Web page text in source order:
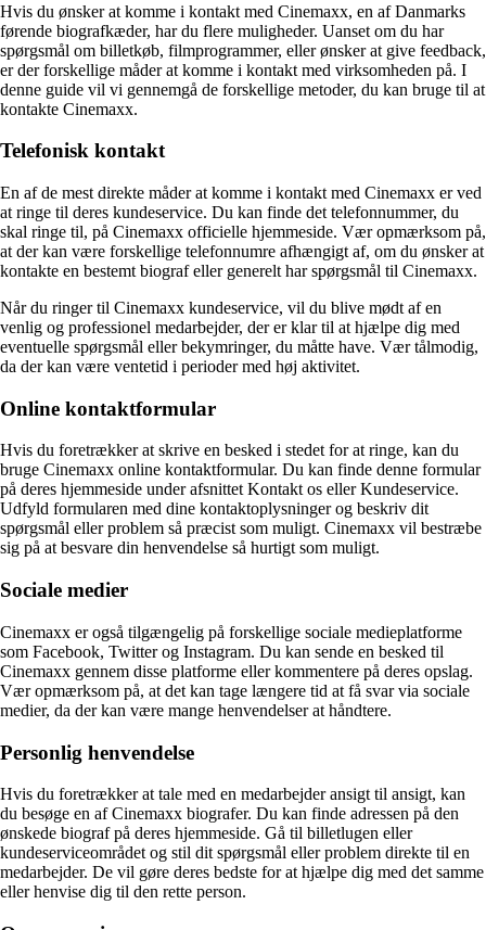
Hvis du ønsker at komme i kontakt med Cinemaxx, en af Danmarks
førende biografkæder, har du flere muligheder. Uanset om du har
spørgsmål om billetkøb, filmprogrammer, eller ønsker at give feedback,
er der forskellige måder at komme i kontakt med virksomheden på. I
denne guide vil vi gennemgå de forskellige metoder, du kan bruge til at
kontakte Cinemaxx.
Telefonisk kontakt
En af de mest direkte måder at komme i kontakt med Cinemaxx er ved
at ringe til deres kundeservice. Du kan finde det telefonnummer, du
skal ringe til, på Cinemaxx officielle hjemmeside. Vær opmærksom på,
at der kan være forskellige telefonnumre afhængigt af, om du ønsker at
kontakte en bestemt biograf eller generelt har spørgsmål til Cinemaxx.
Når du ringer til Cinemaxx kundeservice, vil du blive mødt af en
venlig og professionel medarbejder, der er klar til at hjælpe dig med
eventuelle spørgsmål eller bekymringer, du måtte have. Vær tålmodig,
da der kan være ventetid i perioder med høj aktivitet.
Online kontaktformular
Hvis du foretrækker at skrive en besked i stedet for at ringe, kan du
bruge Cinemaxx online kontaktformular. Du kan finde denne formular
på deres hjemmeside under afsnittet Kontakt os eller Kundeservice.
Udfyld formularen med dine kontaktoplysninger og beskriv dit
spørgsmål eller problem så præcist som muligt. Cinemaxx vil bestræbe
sig på at besvare din henvendelse så hurtigt som muligt.
Sociale medier
Cinemaxx er også tilgængelig på forskellige sociale medieplatforme
som Facebook, Twitter og Instagram. Du kan sende en besked til
Cinemaxx gennem disse platforme eller kommentere på deres opslag.
Vær opmærksom på, at det kan tage længere tid at få svar via sociale
medier, da der kan være mange henvendelser at håndtere.
Personlig henvendelse
Hvis du foretrækker at tale med en medarbejder ansigt til ansigt, kan
du besøge en af Cinemaxx biografer. Du kan finde adressen på den
ønskede biograf på deres hjemmeside. Gå til billetlugen eller
kundeserviceområdet og stil dit spørgsmål eller problem direkte til en
medarbejder. De vil gøre deres bedste for at hjælpe dig med det samme
eller henvise dig til den rette person.